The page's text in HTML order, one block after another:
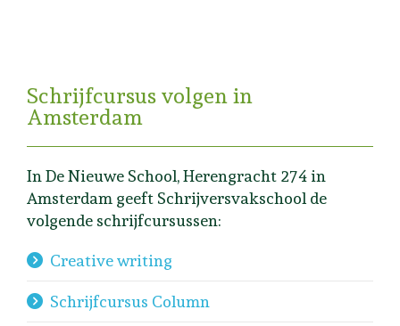
Schrijfcursus volgen in
Amsterdam
In De Nieuwe School, Herengracht 274 in
Amsterdam geeft Schrijversvakschool de
volgende schrijfcursussen:
Creative writing
Schrijfcursus Column